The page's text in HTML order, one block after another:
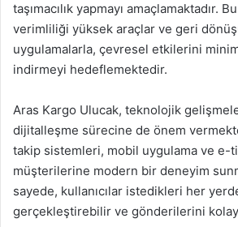
taşımacılık yapmayı amaçlamaktadır.
verimliliği yüksek araçlar ve geri
uygulamalarla, çevresel etkilerini
indirmeyi hedeflemektedir.
Aras Kargo Ulucak, teknolojik
dijitalleşme sürecine de önem
takip sistemleri, mobil uygulama ve e-
müşterilerine modern bir deneyim
sayede, kullanıcılar istedikleri her
gerçekleştirebilir ve gönderilerini